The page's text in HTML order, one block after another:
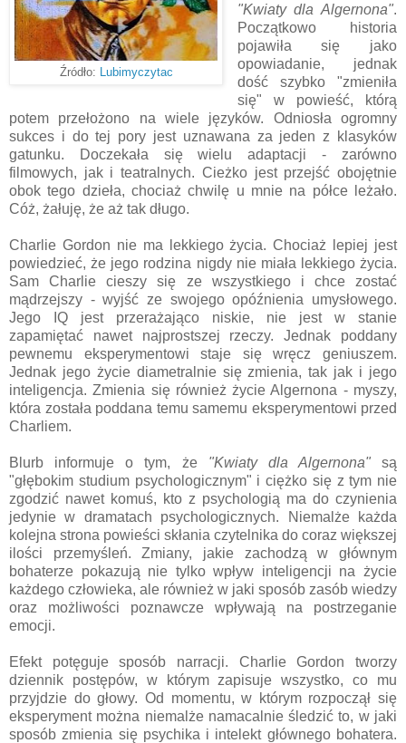
Źródło: Lubimyczytac
"Kwiaty dla Algernona".
Początkowo historia
pojawiła się jako
opowiadanie, jednak
dość szybko "zmieniła
się" w powieść, którą
potem przełożono na wiele języków. Odniosła ogromny
sukces i do tej pory jest uznawana za jeden z klasyków
gatunku. Doczekała się wielu adaptacji - zarówno
filmowych, jak i teatralnych. Cieżko jest przejść obojętnie
obok tego dzieła, chociaż chwilę u mnie na półce leżało.
Cóż, żałuję, że aż tak długo.
Charlie Gordon nie ma lekkiego życia. Chociaż lepiej jest
powiedzieć, że jego rodzina nigdy nie miała lekkiego życia.
Sam Charlie cieszy się ze wszystkiego i chce zostać
mądrzejszy - wyjść ze swojego opóźnienia umysłowego.
Jego IQ jest przerażająco niskie, nie jest w stanie
zapamiętać nawet najprostszej rzeczy. Jednak poddany
pewnemu eksperymentowi staje się wręcz geniuszem.
Jednak jego życie diametralnie się zmienia, tak jak i jego
inteligencja. Zmienia się również życie Algernona - myszy,
która została poddana temu samemu eksperymentowi przed
Charliem.
Blurb informuje o tym, że "Kwiaty dla Algernona"są
"głębokim studium psychologicznym" i ciężko się z tym nie
zgodzić nawet komuś, kto z psychologią ma do czynienia
jedynie w dramatach psychologicznych. Niemalże każda
kolejna strona powieści skłania czytelnika do coraz większej
ilości przemyśleń. Zmiany, jakie zachodzą w głównym
bohaterze pokazują nie tylko wpływ inteligencji na życie
każdego człowieka, ale również w jaki sposób zasób wiedzy
oraz możliwości poznawcze wpływają na postrzeganie
emocji.
Efekt potęguje sposób narracji. Charlie Gordon tworzy
dziennik postępów, w którym zapisuje wszystko, co mu
przyjdzie do głowy. Od momentu, w którym rozpoczął się
eksperyment można niemalże namacalnie śledzić to, w jaki
sposób zmienia się psychika i intelekt głównego bohatera.